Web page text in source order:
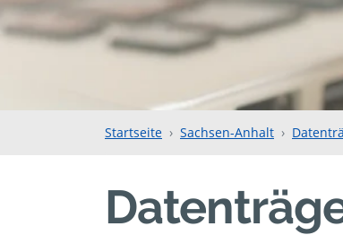
Startseite Sachsen-Anhalt